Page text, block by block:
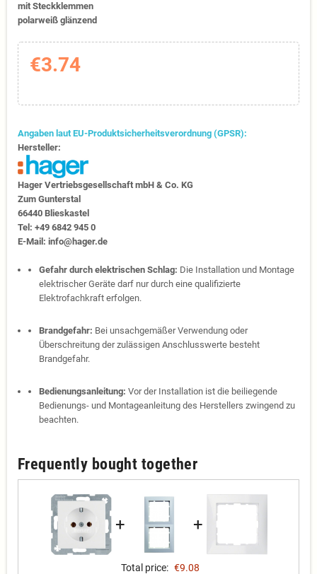
mit Steckklemmen
polarweiß glänzend
€3.74
Angaben laut EU-Produktsicherheitsverordnung (GPSR):
Hersteller:
Hager Vertriebs­ge­sell­schaft mbH & Co. KG
Zum Gunter­stal
66440 Blies­kastel
Tel: +49 6842 945 0
E-Mail: info@hager.de
Gefahr durch elektrischen Schlag: Die Installation und Montage
elektrischer Geräte darf nur durch eine qualifizierte
Elektrofachkraft erfolgen.
Brandgefahr: Bei unsachgemäßer Verwendung oder
Überschreitung der zulässigen Anschlusswerte besteht
Brandgefahr.
Bedienungsanleitung: Vor der Installation ist die beiliegende
Bedienungs- und Montageanleitung des Herstellers zwingend zu
beachten.
Frequently bought together
+ +
Total price: €9.08